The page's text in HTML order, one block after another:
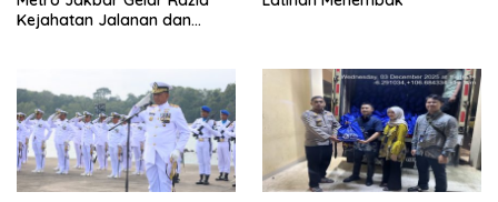
Kejahatan Jalanan dan